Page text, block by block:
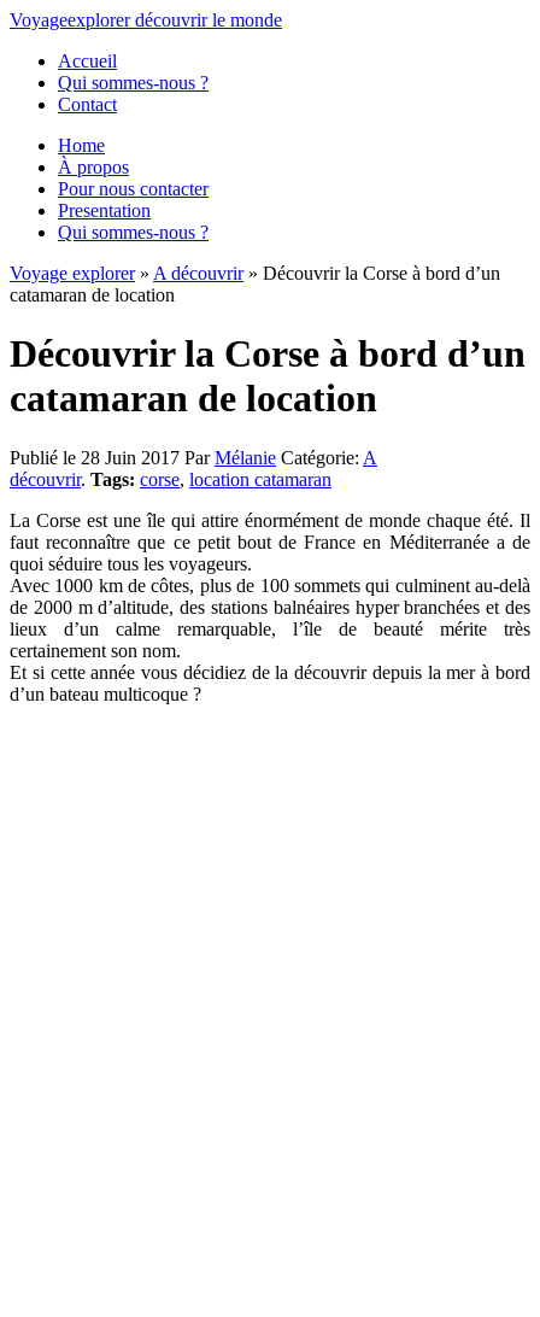
Voyageexplorer découvrirle monde
Accueil
Qui sommes-nous ?
Contact
Home
À propos
Pour nous contacter
Presentation
Qui sommes-nous ?
Voyage explorer» A découvrir» Découvrir la Corse à bord d’un
catamaran de location
Découvrir la Corse à bord d’un
catamaran de location
Publié le 28 Juin 2017 ParMélanie Catégorie: A
découvrir. Tags: corse, location catamaran
La Corse est une île qui attire énormément de monde chaque été. Il
faut reconnaître que ce petit bout de France en Méditerranée a de
quoi séduire tous les voyageurs.
Avec 1000 km de côtes, plus de 100 sommets qui culminent au-delà
de 2000 m d’altitude, des stations balnéaires hyper branchées et des
lieux d’un calme remarquable, l’île de beauté mérite très
certainement son nom.
Et si cette année vous décidiez de la découvrir depuis la mer à bord
d’un bateau multicoque ?